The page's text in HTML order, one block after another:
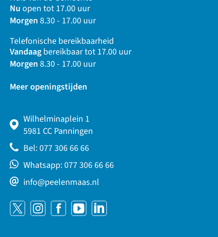
Nu open tot 17.00 uur
Morgen 8.30 - 17.00 uur
Telefonische bereikbaarheid
Vandaag bereikbaar tot 17.00 uur
Morgen 8.30 - 17.00 uur
Meer openingstijden
Wilhelminaplein 1
5981 CC Panningen
Bel: 077 306 66 66
Whatsapp: 077 306 66 66
info@peelenmaas.nl